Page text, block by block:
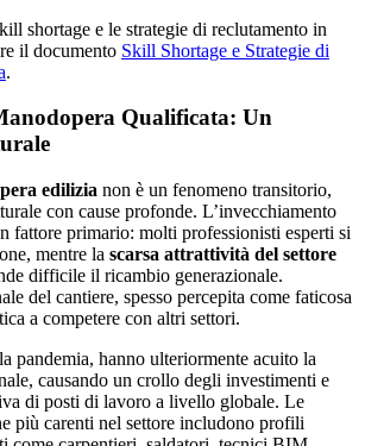
shortage e le strategie di reclutamento in
il documento Skill Shortage e Strategie di
.
Qualificata: Un
edilizia non è un fenomeno transitorio,
con cause profonde. L’invecchiamento
fattore primario: molti professionisti esperti si
mentre la scarsa attrattività del settore
difficile il ricambio generazionale.
del cantiere, spesso percepita come faticosa
a competere con altri settori.
pandemia, hanno ulteriormente acuito la
causando un crollo degli investimenti e
di posti di lavoro a livello globale. Le
più carenti nel settore includono profili